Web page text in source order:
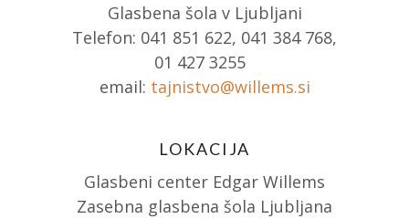
Glasbena šola v Ljubljani
Telefon: 041 851 622, 041 384 768,
01 427 3255
email: tajnistvo@willems.si
LOKACIJA
Glasbeni center Edgar Willems
Zasebna glasbena šola Ljubljana